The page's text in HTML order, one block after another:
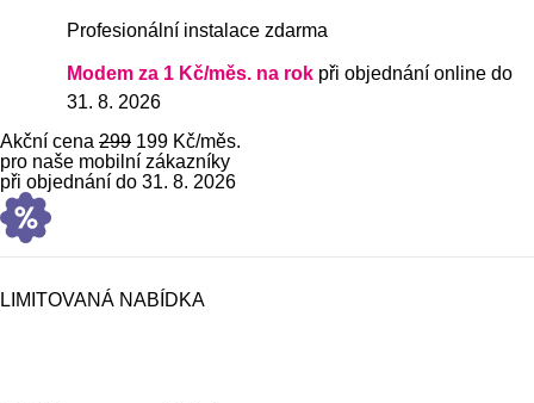
Profesionální instalace zdarma
Modem za 1 Kč/měs. na rok při objednání online do
31. 8. 2026
Akční cena 299 199 Kč/měs.
pro naše mobilní zákazníky
při objednání do 31. 8. 2026
LIMITOVANÁ NABÍDKA